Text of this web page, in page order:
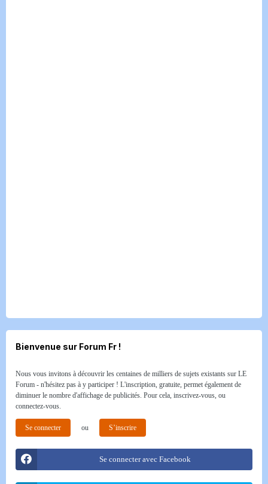
Bienvenue sur Forum Fr !
Nous vous invitons à découvrir les centaines de milliers de sujets existants sur LE
Forum - n'hésitez pas à y participer ! L'inscription, gratuite, permet également de
diminuer le nombre d'affichage de publicités. Pour cela, inscrivez-vous, ou
connectez-vous.
Se connecter ou S’inscrire
Se connecter avec Facebook